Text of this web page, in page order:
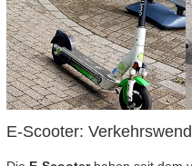
E-Scooter: